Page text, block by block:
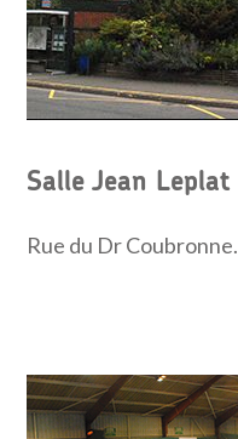
Salle Jean Leplat
Rue du Dr Coubronne.